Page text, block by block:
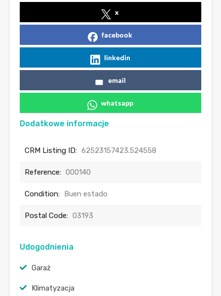
x
facebook
linkedin
email
whatsapp
Dodatkowe informacje
CRM Listing ID: 62523157423.524558
Reference: 000140
Condition: Buen estado
Postal Code: 03193
Udogodnienia
Garaż
Klimatyzacja